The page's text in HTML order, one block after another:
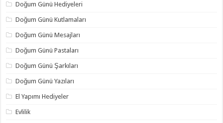
Doğum Günü Hediyeleri
Doğum Günü Kutlamaları
Doğum Günü Mesajları
Doğum Günü Pastaları
Doğum Günü Şarkıları
Doğum Günü Yazıları
El Yapımı Hediyeler
Evlilik